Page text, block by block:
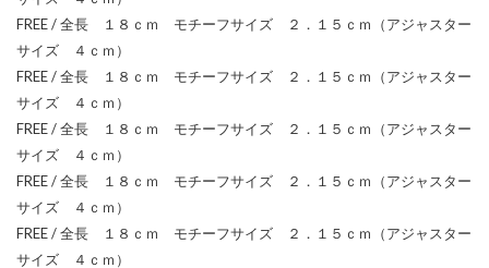
FREE / 全長 １８ｃｍ モチーフサイズ ２．１５ｃｍ（アジャスター
サイズ ４ｃｍ）
FREE / 全長 １８ｃｍ モチーフサイズ ２．１５ｃｍ（アジャスター
サイズ ４ｃｍ）
FREE / 全長 １８ｃｍ モチーフサイズ ２．１５ｃｍ（アジャスター
サイズ ４ｃｍ）
FREE / 全長 １８ｃｍ モチーフサイズ ２．１５ｃｍ（アジャスター
サイズ ４ｃｍ）
FREE / 全長 １８ｃｍ モチーフサイズ ２．１５ｃｍ（アジャスター
サイズ ４ｃｍ）